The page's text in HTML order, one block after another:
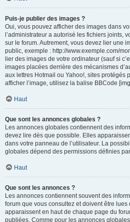
Puis-je publier des images ?
Oui, vous pouvez afficher des images dans
l’administrateur a autorisé les fichiers joints,
sur le forum. Autrement, vous devez lier une
public, exemple : http://www.exemple.com/
lier des images de votre ordinateur (sauf si
images placées derrière des mécanismes
aux lettres Hotmail ou Yahoo!, sites protégés
afficher l’image, utilisez la balise BBCode
Haut
Que sont les annonces globales ?
Les annonces globales contiennent des
devez lire dès que possible. Elles
dans votre panneau de l’utilisateur. La
globales dépend des permissions définies
Haut
Que sont les annonces ?
Les annonces contiennent souvent des
forum que vous consultez et doivent être
apparaissent en haut de chaque page du
publiées. Comme pour les annonces